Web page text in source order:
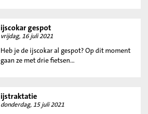
ijscokar gespot
vrijdag, 16 juli 2021
Heb je de ijscokar al gespot? Op dit moment
gaan ze met drie fietsen...
ijstraktatie
donderdag, 15 juli 2021